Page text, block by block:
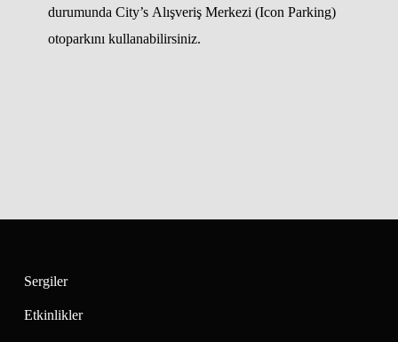
durumunda City’s Alışveriş Merkezi (Icon Parking)
otoparkını kullanabilirsiniz.
Sergiler
Etkinlikler